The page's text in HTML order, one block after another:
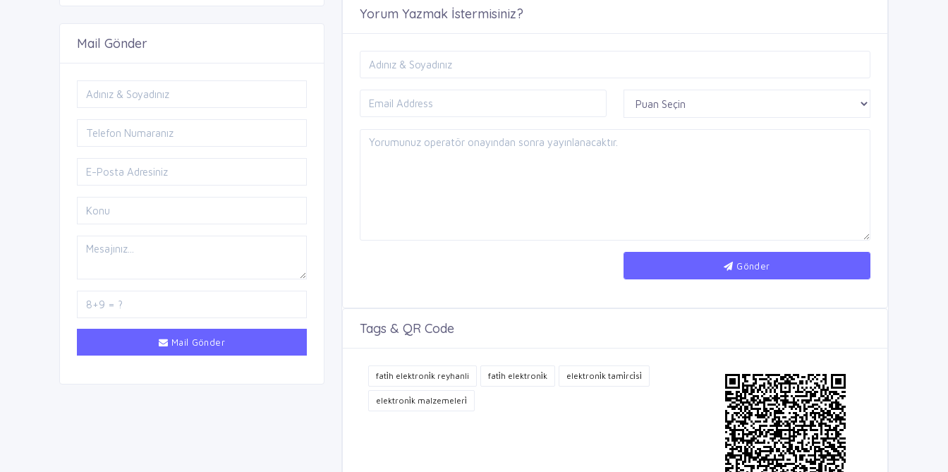
Mail Gönder
Mail Gönder
Yorum Yazmak İstermisiniz?
Gönder
Tags & QR Code
fati̇h elektroni̇k reyhanli fati̇h elektroni̇k elektroni̇k tami̇rci̇si̇
elektroni̇k malzemeleri̇